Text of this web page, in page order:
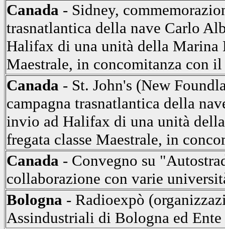
Canada - Sidney,
trasnatlantica della nave Carlo
Halifax di una unità della Marina
Maestrale, in concomitanza con
Canada - St. John's (New
campagna trasnatlantica della
invio ad Halifax di una unità
fregata classe Maestrale, in
Canada - Convegno su
collaborazione con varie
Bologna - Radioexpò
Assindustriali di Bologna ed